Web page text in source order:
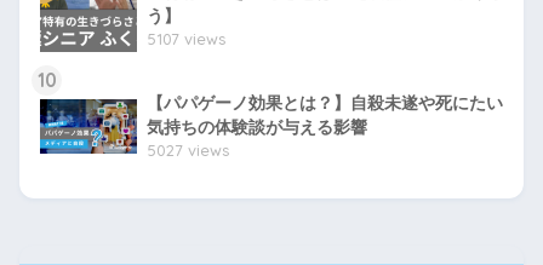
う】
5107 views
10
【パパゲーノ効果とは？】自殺未遂や死にたい
気持ちの体験談が与える影響
5027 views